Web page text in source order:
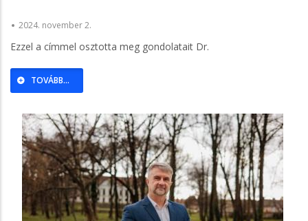
2024. november 2.
Ezzel a címmel osztotta meg gondolatait Dr.
TOVÁBB...